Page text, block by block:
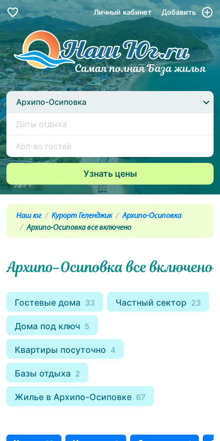
Личный кабинет Добавить
Архипо-Осиповка
Наш юг Курорт Геленджик
Архипо-Осиповка
Архипо-Осиповка все включено
Архипо-Осиповка все включено
Гостевые дома 33 Частный сектор 23
Дома под ключ 5
Квартиры посуточно 4
Базы отдыха 2
Жилье в Архипо-Осиповке 67